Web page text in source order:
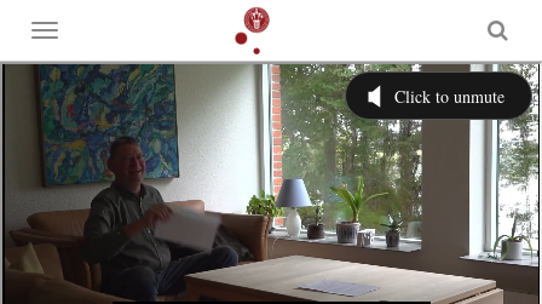
Toggle
menu